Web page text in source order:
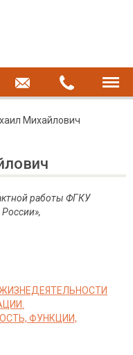
Михайлович
работы ФГКУ
ФУНКЦИИ,